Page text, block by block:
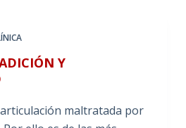
Y
maltratada por